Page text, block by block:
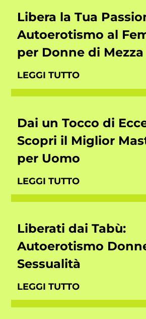
Libera la Tua
Autoerotismo al
per Donne di Mezza
LEGGI TUTTO
Dai un Tocco di
Scopri il Miglior
per Uomo
LEGGI TUTTO
Liberati dai Tabù:
Autoerotismo
Sessualità
LEGGI TUTTO